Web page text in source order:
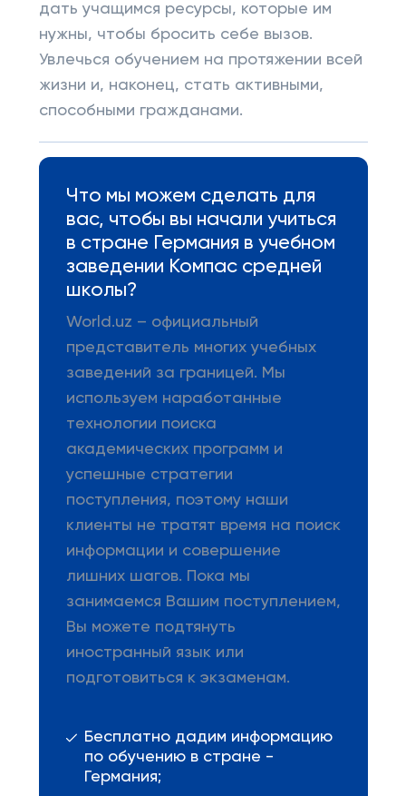
дать учащимся ресурсы, которые им
нужны, чтобы бросить себе вызов.
Увлечься обучением на протяжении всей
жизни и, наконец, стать активными,
способными гражданами.
Что мы можем сделать для
вас, чтобы вы начали учиться
в стране Германия в учебном
заведении Компас средней
школы?
World.uz – официальный
представитель многих учебных
заведений за границей. Мы
используем наработанные
технологии поиска
академических программ и
успешные стратегии
поступления, поэтому наши
клиенты не тратят время на поиск
информации и совершение
лишних шагов. Пока мы
занимаемся Вашим поступлением,
Вы можете подтянуть
иностранный язык или
подготовиться к экзаменам.
Бесплатно дадим информацию
по обучению в стране -
Германия;